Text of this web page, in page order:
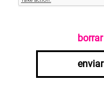
borrar
enviar